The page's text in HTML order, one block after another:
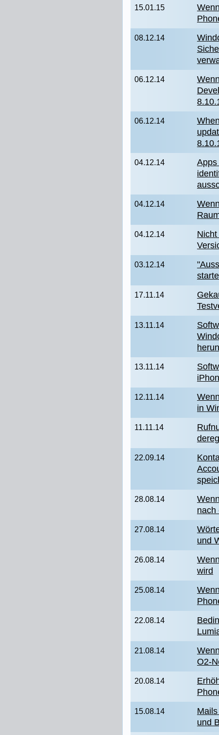
15.01.15
08.12.14
06.12.14
06.12.14
04.12.14
04.12.14
04.12.14
03.12.14
17.11.14
13.11.14
13.11.14
12.11.14
in
11.11.14
22.09.14
28.08.14
nach
27.08.14
und
26.08.14
wird
25.08.14
22.08.14
21.08.14
O2-
20.08.14
15.08.14
und